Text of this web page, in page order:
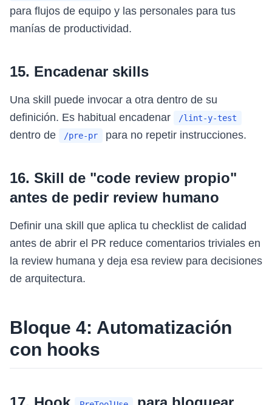
para flujos de equipo y las personales para tus
manías de productividad.
15. Encadenar skills
Una skill puede invocar a otra dentro de su
definición. Es habitual encadenar
/lint-y-test
dentro de /pre-pr para no repetir instrucciones.
16. Skill de "code review propio"
antes de pedir review humano
Definir una skill que aplica tu checklist de calidad
antes de abrir el PR reduce comentarios triviales en
la review humana y deja esa review para decisiones
de arquitectura.
Bloque 4: Automatización
con hooks